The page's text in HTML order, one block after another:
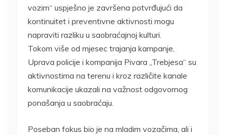
vozim“ uspješno je završena potvrđujući da
kontinuitet i preventivne aktivnosti mogu
napraviti razliku u saobraćajnoj kulturi.
Tokom više od mjesec trajanja kampanje,
Uprava policije i kompanija Pivara „Trebjesa“ su
aktivnostima na terenu i kroz različite kanale
komunikacije ukazali na važnost odgovornog
ponašanja u saobraćaju.
Poseban fokus bio je na mladim vozačima, ali i